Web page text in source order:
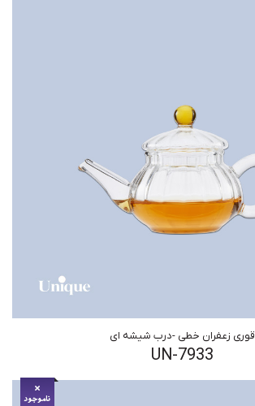
قوری زعفران خطی -درب شیشه ای
UN-7933